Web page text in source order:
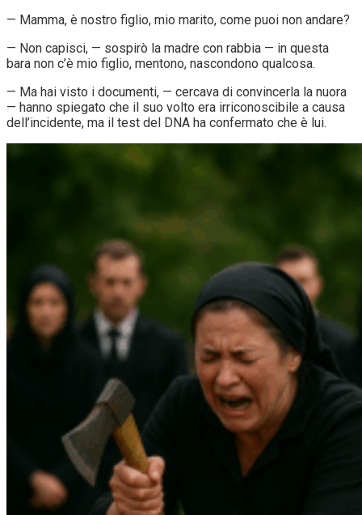
— Mamma, è nostro figlio, mio marito, come puoi non andare?
— Non capisci, — sospirò la madre con rabbia — in questa
bara non c’è mio figlio, mentono, nascondono qualcosa.
— Ma hai visto i documenti, — cercava di convincerla la nuora
— hanno spiegato che il suo volto era irriconoscibile a causa
dell’incidente, ma il test del DNA ha confermato che è lui.